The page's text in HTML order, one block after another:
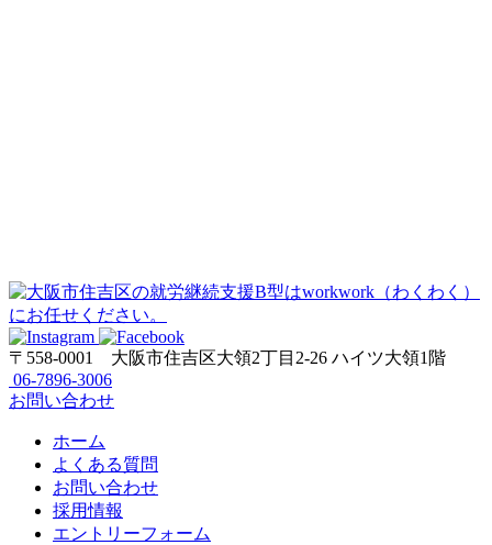
〒558-0001 大阪市住吉区大領2丁目2-26 ハイツ大領1階
06-7896-3006
お問い合わせ
ホーム
よくある質問
お問い合わせ
採用情報
エントリーフォーム